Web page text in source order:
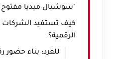
"سوشيال ميديا مفتوح STC"
كيف تستفيد الشركات
الرقمية؟
للفرد: بناء حضور